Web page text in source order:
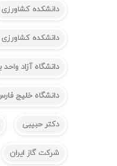
دانشکده کشاورزی
دانشکده کشاورزی
دانشگاه آزاد
دانشگاه خلیج
دکتر حبیبی
شرکت گاز ایران